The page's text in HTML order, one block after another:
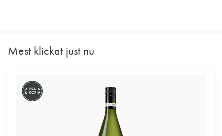
Mest klickat just nu
BRA
KÖP